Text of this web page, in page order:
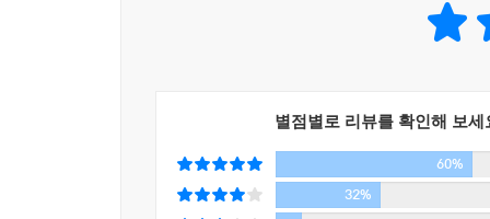
코믹 미스터리 로드 무비와 세계사 다이제스트를
피해 도망 길에 나서게 된다. 그 과정에서 평생
[예쁜 언니] 구닐라 등 잡다한 무리가 그의 노정
별점별로 리뷰를 확인해 보세
60%
32%